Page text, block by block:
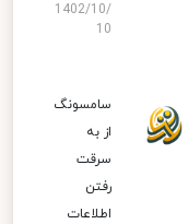
1402/10/
10
سامسونگ
از به
سرقت
رفتن
اطلاعات